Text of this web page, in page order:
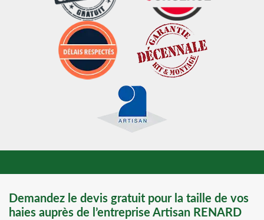
Demandez le devis gratuit pour la taille de vos
haies auprès de l’entreprise Artisan RENARD